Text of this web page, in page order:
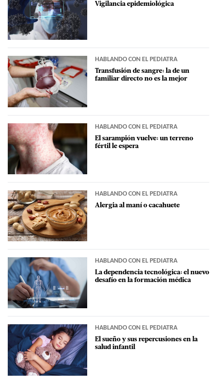
Vigilancia epidemiológica
HABLANDO CON EL PEDIATRA
Transfusión de sangre: la de un
familiar directo no es la mejor
HABLANDO CON EL PEDIATRA
El sarampión vuelve: un terreno
fértil le espera
HABLANDO CON EL PEDIATRA
Alergia al maní o cacahuete
HABLANDO CON EL PEDIATRA
La dependencia tecnológica: el nuevo
desafío en la formación médica
HABLANDO CON EL PEDIATRA
El sueño y sus repercusiones en la
salud infantil